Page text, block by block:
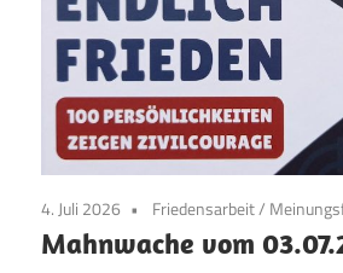
4. Juli 2026 Friedensarbeit/
Mahnwache vom